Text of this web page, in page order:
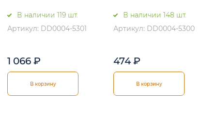
В наличии 119 шт.
Артикул: DD0004-5301
1 066 ₽
В корзину
В наличии 148 шт.
Артикул: DD0004-5300
474₽
В корзину